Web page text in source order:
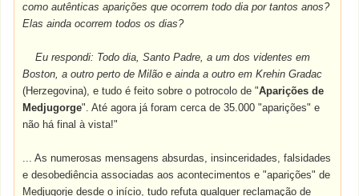
como autênticas aparições que ocorrem todo dia por tantos anos?
Elas ainda ocorrem todos os dias?
Eu respondi: Todo dia, Santo Padre, a um dos videntes em
Boston, a outro perto de Milão e ainda a outro em Krehin Gradac
(Herzegovina), e tudo é feito sobre o potrocolo de "Aparições de
Medjugorge". Até agora já foram cerca de 35.000 "aparições" e
não há final à vista!"
... As numerosas mensagens absurdas, insinceridades, falsidades
e desobediência associadas aos acontecimentos e "aparições" de
Medjugorje desde o início, tudo refuta qualquer reclamação de